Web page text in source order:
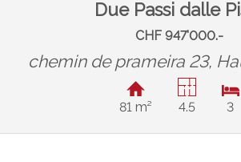
Due Passi dalle
CHF 947'000.-
chemin de prameira 23,
81 m² 4.5 3